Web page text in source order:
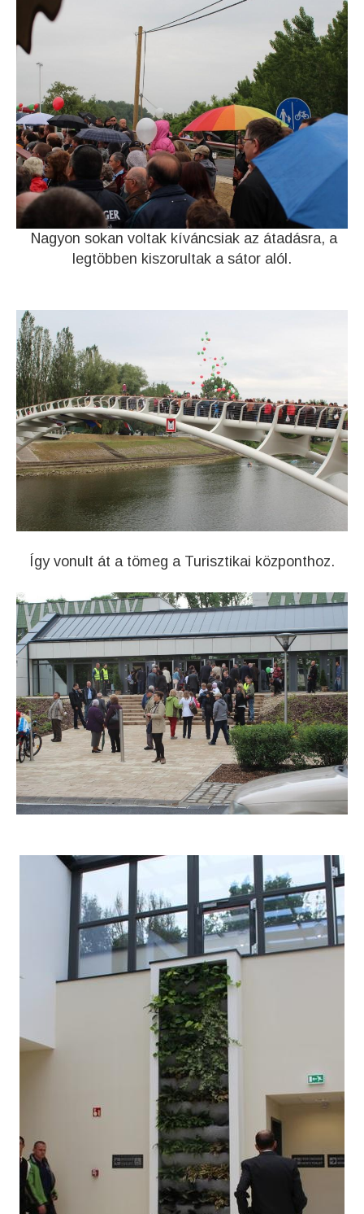
Nagyon sokan voltak kíváncsiak az átadásra, a
legtöbben kiszorultak a sátor alól.
Így vonult át a tömeg a Turisztikai központhoz.